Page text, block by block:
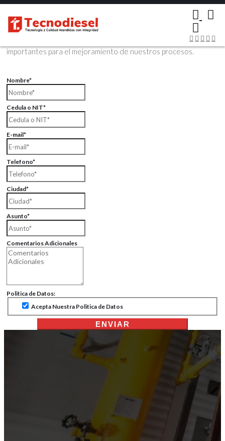
Contáctenos Vía Email
Envíenos sus datos con sus comentarios, sus opiniones son muy
importantes para el mejoramiento de nuestros procesos.
Nombre*
Cedula o NIT*
E-mail*
Telefono*
Ciudad*
Asunto*
Comentarios Adicionales
Politica de Datos:
Acepta Nuestra Politica de Datos
ENVIAR
Plataforma Desarrollada por